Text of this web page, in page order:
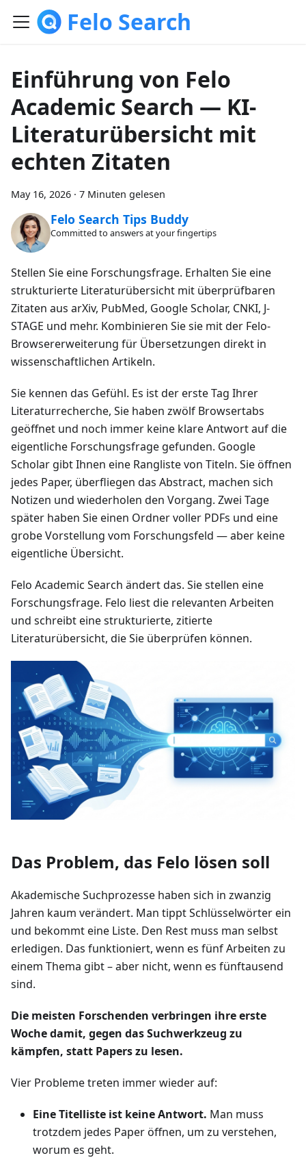
Felo Search
Einführung von Felo
Academic Search — KI-
Literaturübersicht mit
echten Zitaten
May 16, 2026 · 7 Minuten gelesen
Felo Search Tips Buddy
Committed to answers at your fingertips
Stellen Sie eine Forschungsfrage. Erhalten Sie eine
strukturierte Literaturübersicht mit überprüfbaren
Zitaten aus arXiv, PubMed, Google Scholar, CNKI, J-
STAGE und mehr. Kombinieren Sie sie mit der Felo-
Browsererweiterung für Übersetzungen direkt in
wissenschaftlichen Artikeln.
Sie kennen das Gefühl. Es ist der erste Tag Ihrer
Literaturrecherche, Sie haben zwölf Browsertabs
geöffnet und noch immer keine klare Antwort auf die
eigentliche Forschungsfrage gefunden. Google
Scholar gibt Ihnen eine Rangliste von Titeln. Sie öffnen
jedes Paper, überfliegen das Abstract, machen sich
Notizen und wiederholen den Vorgang. Zwei Tage
später haben Sie einen Ordner voller PDFs und eine
grobe Vorstellung vom Forschungsfeld — aber keine
eigentliche Übersicht.
Felo Academic Search ändert das. Sie stellen eine
Forschungsfrage. Felo liest die relevanten Arbeiten
und schreibt eine strukturierte, zitierte
Literaturübersicht, die Sie überprüfen können.
Das Problem, das Felo lösen soll
Akademische Suchprozesse haben sich in zwanzig
Jahren kaum verändert. Man tippt Schlüsselwörter ein
und bekommt eine Liste. Den Rest muss man selbst
erledigen. Das funktioniert, wenn es fünf Arbeiten zu
einem Thema gibt – aber nicht, wenn es fünftausend
sind.
Die meisten Forschenden verbringen ihre erste
Woche damit, gegen das Suchwerkzeug zu
kämpfen, statt Papers zu lesen.
Vier Probleme treten immer wieder auf:
Eine Titelliste ist keine Antwort. Man muss
trotzdem jedes Paper öffnen, um zu verstehen,
worum es geht.